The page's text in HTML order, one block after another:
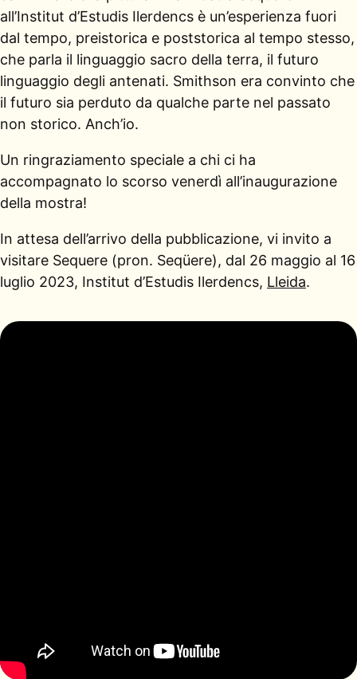
all’Institut d’Estudis Ilerdencs è un’esperienza fuori
dal tempo, preistorica e poststorica al tempo stesso,
che parla il linguaggio sacro della terra, il futuro
linguaggio degli antenati. Smithson era convinto che
il futuro sia perduto da qualche parte nel passato
non storico. Anch’io.
Un ringraziamento speciale a chi ci ha
accompagnato lo scorso venerdì all’inaugurazione
della mostra!
In attesa dell’arrivo della pubblicazione, vi invito a
visitare Sequere (pron. Seqüere), dal 26 maggio al 16
luglio 2023, Institut d’Estudis Ilerdencs, Lleida.